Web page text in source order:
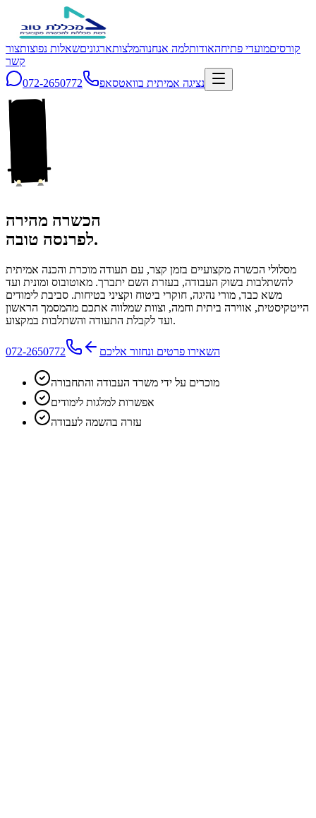
קורסיםמועדי פתיחהאודותלמה אנחנוהמלצותארגוניםשאלות נפוצותצור
קשר
נציגה אמיתית בוואטסאפ
072-2650772
הכשרה מהירה
לפרנסה טובה.
מסלולי הכשרה מקצועיים בזמן קצר, עם תעודה מוכרת והכנה אמיתית
להשתלבות בשוק העבודה, בעזרת השם יתברך. מאוטובוס ומונית ועד
משא כבד, מורי נהיגה, חוקרי ביטוח וקציני בטיחות. סביבת לימודים
הייטקיסטית, אווירה ביתית וחמה, וצוות שמלווה אתכם מהמסמך הראשון
ועד לקבלת התעודה והשתלבות במקצוע.
השאירו פרטים ונחזור אליכם 072-2650772
מוכרים על ידי משרד העבודה והתחבורה
אפשרות למלגות לימודים
עזרה בהשמה לעבודה